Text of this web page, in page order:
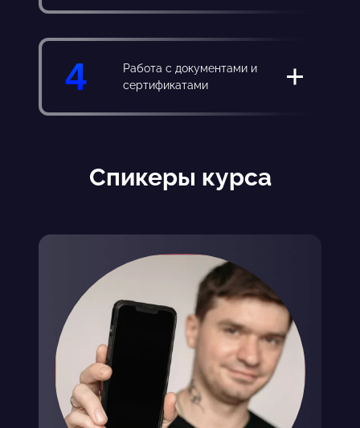
4
Работа с документами и
сертификатами
Спикеры курса